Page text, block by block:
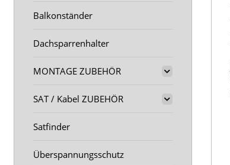
Balkonständer
Dachsparrenhalter
MONTAGE ZUBEHÖR
SAT / Kabel ZUBEHÖR
Satfinder
Überspannungsschutz